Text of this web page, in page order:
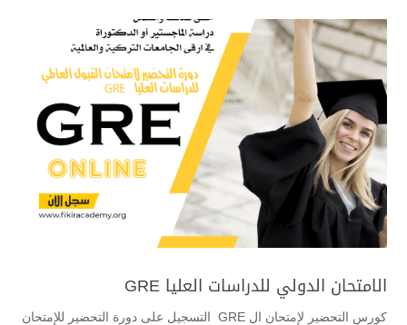
الامتحان الدولي للدراسات العليا GRE
كورس التحضير لإمتحان ال GRE التسجيل على دورة التحضير للإمتحان